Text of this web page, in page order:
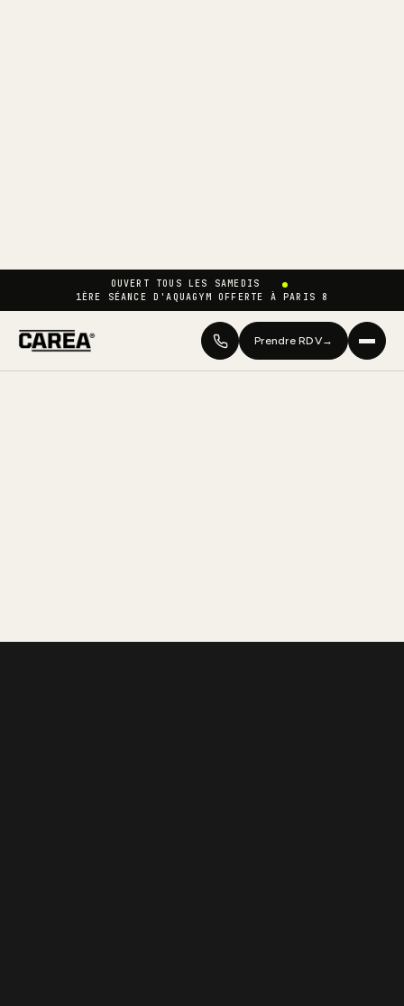
OUVERT TOUS LES SAMEDIS
1ÈRE SÉANCE D'AQUAGYM OFFERTE À PARIS 8
Prendre RDV→